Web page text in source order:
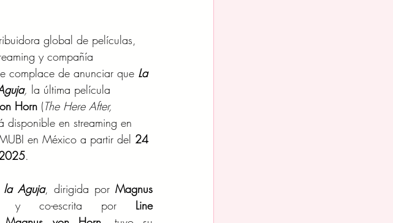
global de películas,
y compañía
complace de anunciar que La
, la última película
Horn (The Here After,
disponible en streaming en
en México a partir del 24
.
Aguja, dirigida por Magnus
y co-escrita por Line